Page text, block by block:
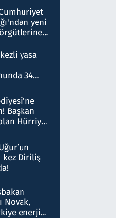
yeni
kararı
yasa
34
para
edildi
Başkan
Hürriyet
kez Diriliş
Novak,
enerji